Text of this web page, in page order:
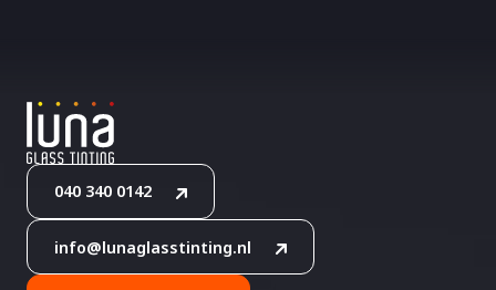
040 340 0142
info@lunaglasstinting.nl